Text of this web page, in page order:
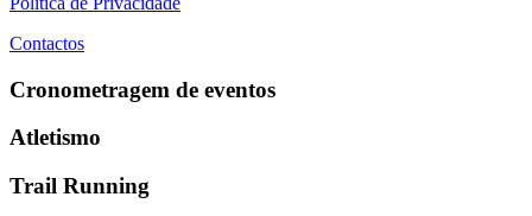
Contactos
Cronometragem de eventos
Atletismo
Trail Running